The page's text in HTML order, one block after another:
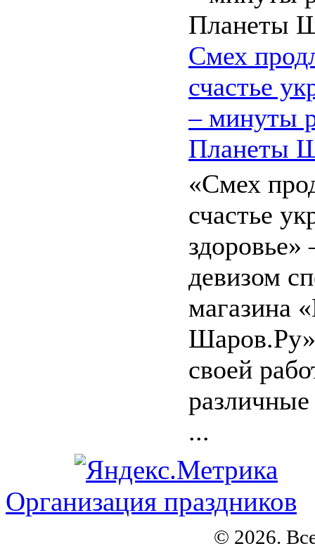
Смех
счастье
– минуты
Планеты
«Смех
счастье
девизом
магазина
Шаров.Ру»
своей
...
Организация праздников
© 2026.